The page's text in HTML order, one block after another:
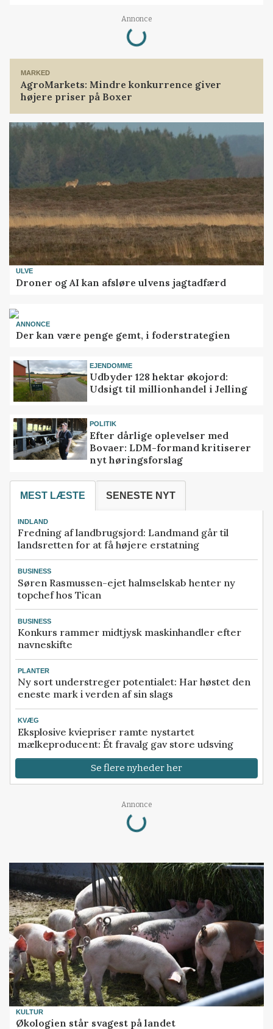
Annonce
Loading...
MARKED
AgroMarkets: Mindre konkurrence giver
højere priser på Boxer
ULVE
Droner og AI kan afsløre ulvens jagtadfærd
ANNONCE
Der kan være penge gemt, i foderstrategien
EJENDOMME
Udbyder 128 hektar økojord:
Udsigt til millionhandel i Jelling
POLITIK
Efter dårlige oplevelser med
Bovaer: LDM-formand kritiserer
nyt høringsforslag
MEST LÆSTE SENESTE NYT
INDLAND
Fredning af landbrugsjord: Landmand går til
landsretten for at få højere erstatning
BUSINESS
Søren Rasmussen-ejet halmselskab henter ny
topchef hos Tican
BUSINESS
Konkurs rammer midtjysk maskinhandler efter
navneskifte
PLANTER
Ny sort understreger potentialet: Har høstet den
eneste mark i verden af sin slags
KVÆG
Eksplosive kviepriser ramte nystartet
mælkeproducent: Ét fravalg gav store udsving
Se flere nyheder her
Annonce
Loading...
KULTUR
Økologien står svagest på landet